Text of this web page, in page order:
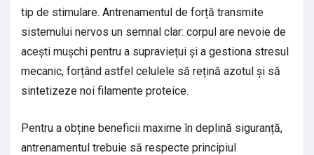
tip de stimulare. Antrenamentul de forță transmite
sistemului nervos un semnal clar: corpul are nevoie de
acești mușchi pentru a supraviețui și a gestiona stresul
mecanic, forțând astfel celulele să rețină azotul și să
sintetizeze noi filamente proteice.
Pentru a obține beneficii maxime în deplină siguranță,
antrenamentul trebuie să respecte principiul